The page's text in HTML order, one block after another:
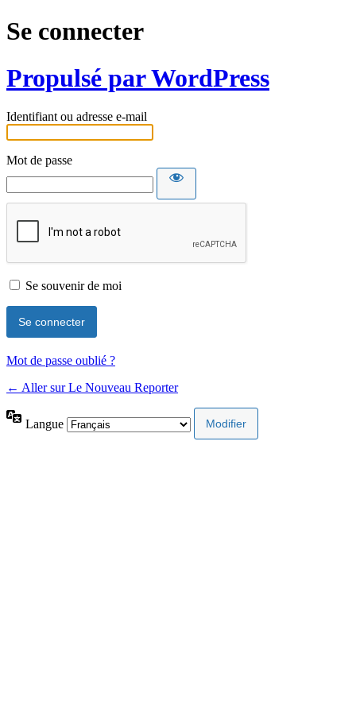
Se connecter
Propulsé par WordPress
Identifiant ou adresse e-mail
Mot de passe
Se souvenir de moi
Mot de passe oublié ?
← Aller sur Le Nouveau Reporter
Langue